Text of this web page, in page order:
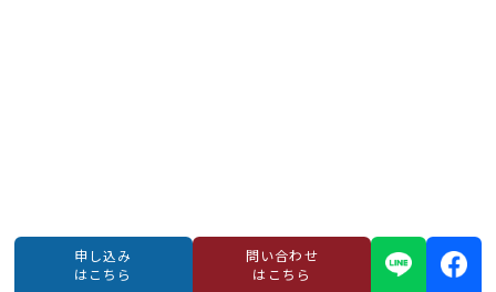
申し込み
はこちら
問い合わせ
はこちら